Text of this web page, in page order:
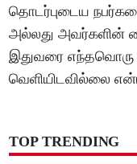
தொடர்புடைய
அல்லது அவர்களின்
இதுவரை எந்தவொரு
வெளியிடவில்லை
TOP TRENDING